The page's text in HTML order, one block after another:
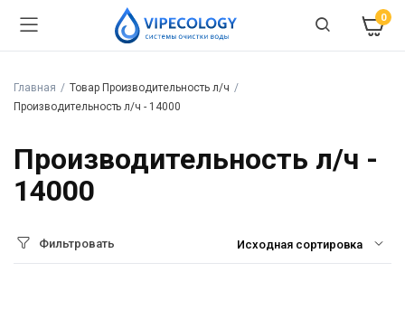
0
Главная
Товар Производительность л/ч
Производительность л/ч - 14000
Производительность л/ч -
14000
Фильтровать